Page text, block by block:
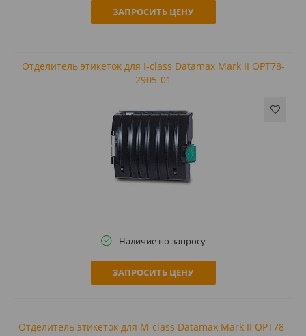
ЗАПРОСИТЬ ЦЕНУ
Отделитель этикеток для I-class Datamax Mark II OPT78-
2905-01
Наличие по запросу
ЗАПРОСИТЬ ЦЕНУ
Отделитель этикеток для M-class Datamax Mark II OPT78-